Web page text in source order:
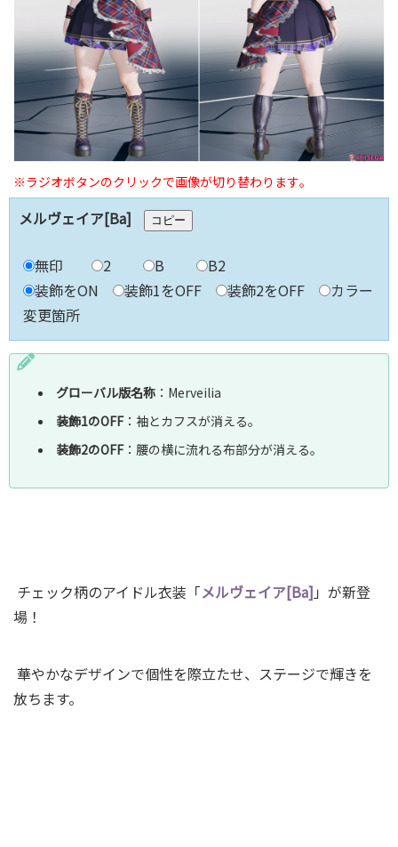
※ラジオボタンのクリックで画像が切り替わります｡
メルヴェイア[Ba] コピー
無印 2 B
B2
装飾をON
装飾1をOFF 装飾2をOFF
カラー
変更箇所
グローバル版名称 ：Merveilia
装飾1のOFF：袖とカフスが消える｡
装飾2のOFF：腰の横に流れる布部分が消える｡
チェック柄のアイドル衣装「メルヴェイア[Ba] 」が新登
場！
華やかなデザインで個性を際立たせ、ステージで輝きを
放ちます。